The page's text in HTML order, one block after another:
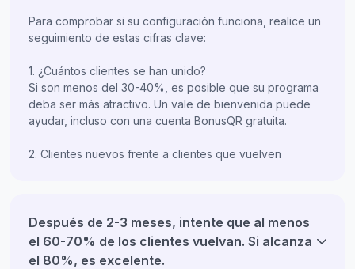
Para comprobar si su configuración funciona, realice un
seguimiento de estas cifras clave:
1. ¿Cuántos clientes se han unido?
Si son menos del 30-40%, es posible que su programa
deba ser más atractivo. Un vale de bienvenida puede
ayudar, incluso con una cuenta BonusQR gratuita.
2. Clientes nuevos frente a clientes que vuelven
Después de 2-3 meses, intente que al menos
el 60-70% de los clientes vuelvan. Si alcanza
el 80%, es excelente.